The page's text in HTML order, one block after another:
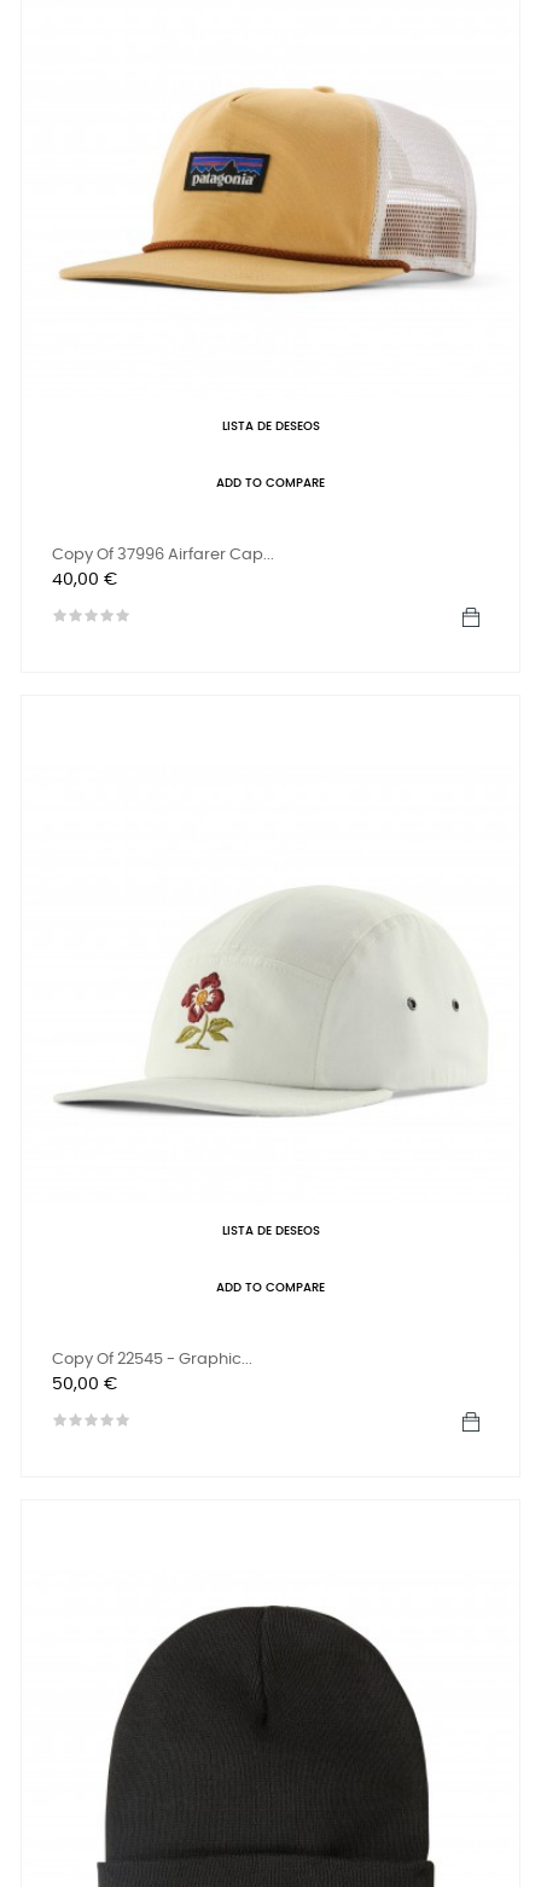
LISTA DE DESEOS
ADD TO COMPARE
Copy Of 37996 Airfarer Cap...
Precio
40,00 €
LISTA DE DESEOS
ADD TO COMPARE
Copy Of 22545 - Graphic...
Precio
50,00 €